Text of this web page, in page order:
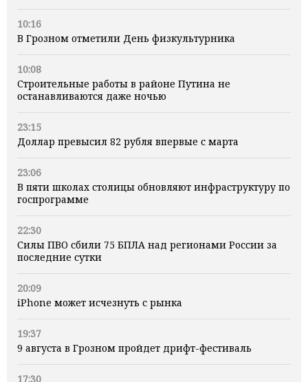
10:16
В Грозном отметили День физкультурника
10:08
Строительные работы в районе Путина не
останавливаются даже ночью
23:15
Доллар превысил 82 рубля впервые с марта
23:06
В пяти школах столицы обновляют инфраструктуру по
госпрограмме
22:30
Силы ПВО сбили 75 БПЛА над регионами России за
последние сутки
20:09
iPhone может исчезнуть с рынка
19:37
9 августа в Грозном пройдет дрифт-фестиваль
17:30